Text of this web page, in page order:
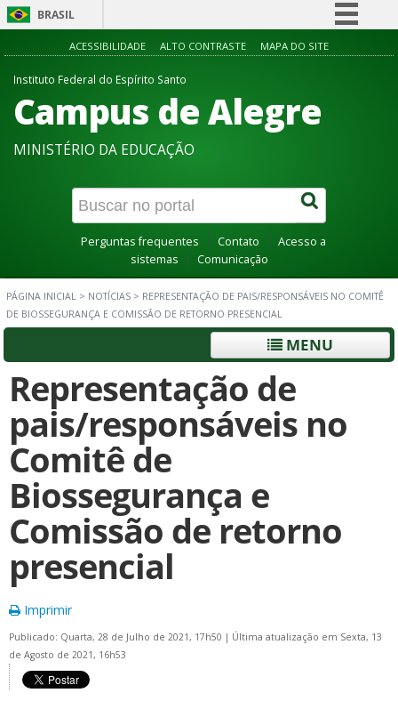
BRASIL
Simplifique!
Acesso à informação
Canais
ACESSIBILIDADE ALTO CONTRASTE MAPA DO SITE
Instituto Federal do Espírito Santo
Campus de Alegre
MINISTÉRIO DA EDUCAÇÃO
Perguntas frequentes Contato
Acesso a
sistemas
Comunicação
PÁGINA INICIAL > NOTÍCIAS > REPRESENTAÇÃO DE PAIS/RESPONSÁVEIS NO COMITÊ
DE BIOSSEGURANÇA E COMISSÃO DE RETORNO PRESENCIAL
MENU
Representação de
pais/responsáveis no
Comitê de
Biossegurança e
Comissão de retorno
presencial
Imprimir
Publicado: Quarta, 28 de Julho de 2021, 17h50 | Última atualização em Sexta, 13
de Agosto de 2021, 16h53